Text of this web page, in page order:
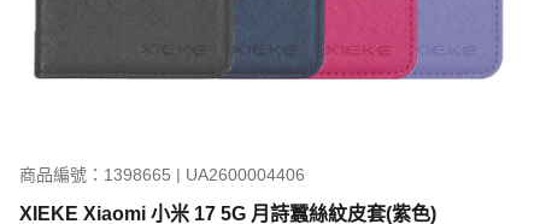
商品編號：1398665 | UA2600004406
XIEKE Xiaomi 小米 17 5G 月詩蠶絲紋皮套(紫色)